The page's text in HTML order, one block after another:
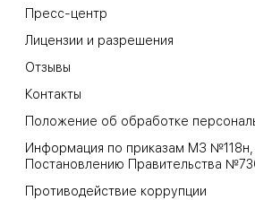
Пресс-центр
Лицензии и разрешения
Отзывы
Контакты
Положение об обработке
Информация по приказам МЗ
Постановлению Правительства
Противодействие коррупции